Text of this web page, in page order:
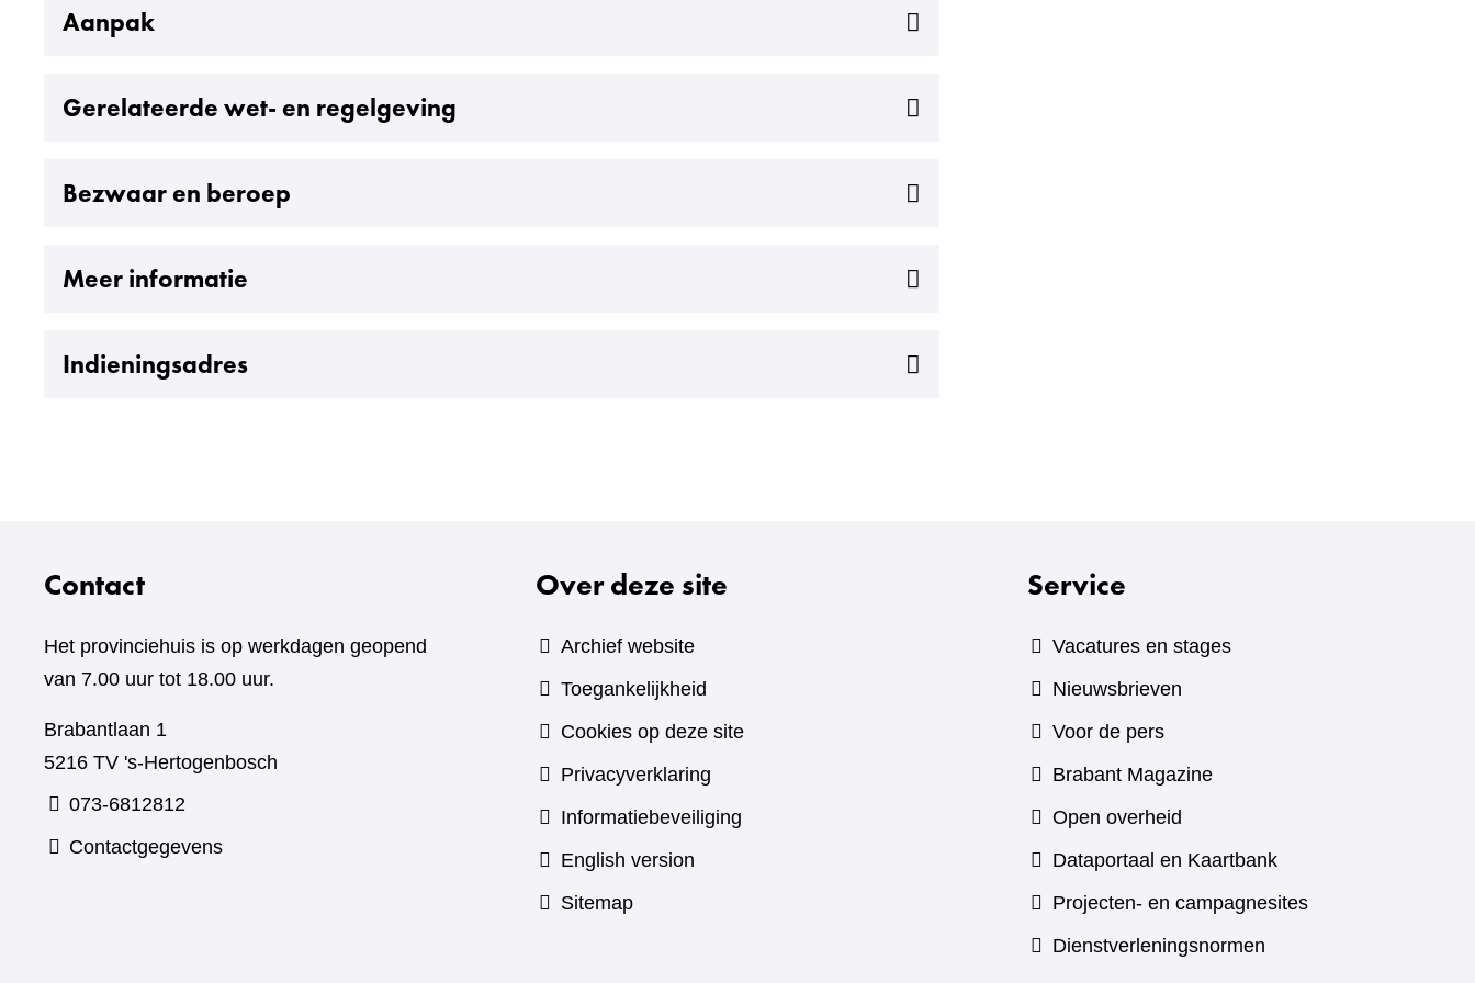
Aanpak
Uitklappen
Gerelateerde wet- en regelgeving
Uitklappen
Bezwaar en beroep
Uitklappen
Meer informatie
Uitklappen
Indieningsadres
Uitklappen
Contact
Het provinciehuis is op werkdagen geopend
van 7.00 uur tot 18.00 uur.
Brabantlaan 1
5216 TV 's-Hertogenbosch
073-6812812
Contactgegevens
Over deze site
Archief website
Toegankelijkheid
Cookies op deze site
Privacyverklaring
Informatiebeveiliging
English version
Sitemap
Service
Vacatures en stages
Nieuwsbrieven
Voor de pers
Brabant Magazine(verwijst
andere
website)
Open overheid
Dataportaal en Kaartbank(verwijst
naar
Projecten- en campagnesites
Dienstverleningsnormen